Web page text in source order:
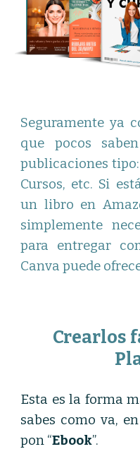
Seguramente ya
que pocos
publicaciones
Cursos, etc. Si
un libro en
simplemente
para entregar
Canva puede
Crearlos
Esta es la forma
sabes como va,
pon “Ebook”.